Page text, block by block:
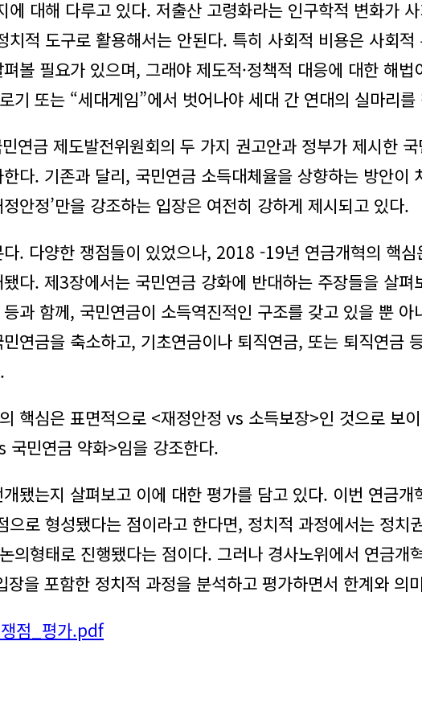
대해 다루고 있다. 저출산 고령화라는 인구학적 변화가
적 도구로 활용해서는 안된다. 특히 사회적 비용은 사회
볼 필요가 있으며, 그래야 제도적·정책적 대응에 대한 해
기 또는 “세대게임”에서 벗어나야 세대 간 연대의 실마리
연금 제도발전위원회의 두 가지 권고안과 정부가 제시한
다. 기존과 달리, 국민연금 소득대체율을 상향하는 방안이
안정’만을 강조하는 입장은 여전히 강하게 제시되고 있다.
. 다양한 쟁점들이 있었으나, 2018 -19년 연금개혁의 핵
다. 제3장에서는 국민연금 강화에 반대하는 주장들을 살
과 함께, 국민연금이 소득역진적인 구조를 갖고 있을 뿐
연금을 축소하고, 기초연금이나 퇴직연금, 또는 퇴직연금
핵심은 표면적으로 <재정안정 vs 소득보장>인 것으로 보
국민연금 약화>임을 강조한다.
됐는지 살펴보고 이에 대한 평가를 담고 있다. 이번 연금
로 형성됐다는 점이라고 한다면, 정치적 과정에서는 정치
의형태로 진행됐다는 점이다. 그러나 경사노위에서 연금개
을 포함한 정치적 과정을 분석하고 평가하면서 한계와 의